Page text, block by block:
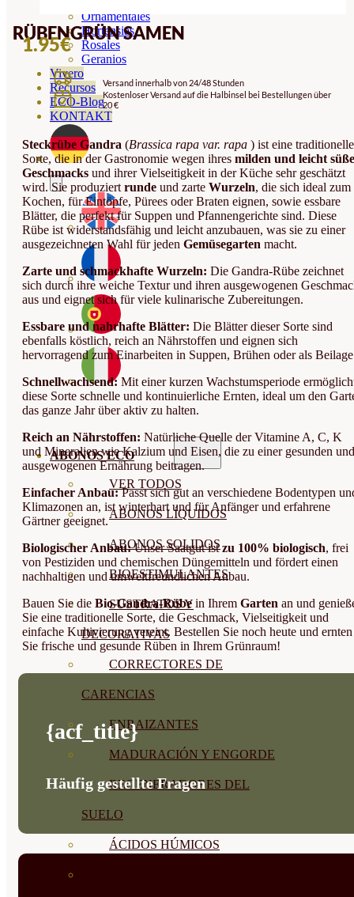
Ornamentales
Hortensias
Rosales
Geranios
Vivero
Recursos
ECO-Blog
KONTAKT
ABONOS ECO
VER TODOS
ABONOS LÍQUIDOS
ABONOS SOLIDOS
BIOESTIMULANTES
SUSTRATOS Y
DECORATIVAS
CORRECTORES DE
CARENCIAS
ENRAIZANTES
MADURACIÓN Y ENGORDE
REGENERADORES DEL
SUELO
ÁCIDOS HÚMICOS
RÜBENGRÜN SAMEN
1.95€
Versand innerhalb von 24/48 Stunden
Kostenloser Versand auf die Halbinsel bei Bestellungen über
20 €
Steckrübe Gandra (Brassica rapa var. rapa ) ist eine traditionelle
Sorte, die in der Gastronomie wegen ihres milden und leicht
Geschmacks und ihrer Vielseitigkeit in der Küche sehr geschätzt
wird. Sie produziert runde und zarte Wurzeln, die sich ideal zum
Kochen, für Eintöpfe, Pürees oder Braten eignen, sowie essbare
Blätter, die perfekt für Suppen und Pfannengerichte sind. Diese
Rübe ist widerstandsfähig und leicht anzubauen, was sie zu einer
ausgezeichneten Wahl für jeden Gemüsegarten macht.
Zarte und schmackhafte Wurzeln: Die Gandra-Rübe zeichnet
sich durch ihre weiche Textur und ihren ausgewogenen
aus und eignet sich für viele kulinarische Zubereitungen.
Essbare und nahrhafte Blätter: Die Blätter dieser Sorte sind
ebenfalls köstlich, reich an Nährstoffen und eignen sich
hervorragend zum Einarbeiten in Suppen, Brühen oder als
Schnellwachsend: Mit einer kurzen Wachstumsperiode
diese Sorte schnelle und kontinuierliche Ernten, ideal um den
das ganze Jahr über aktiv zu halten.
Reich an Nährstoffen: Natürliche Quelle der Vitamine A, C, K
und Mineralien wie Kalzium und Eisen, die zu einer gesunden und
ausgewogenen Ernährung beitragen.
Einfacher Anbau:Passt sich gut an verschiedene Bodentypen
Klimazonen an, ist winterhart und für Anfänger und erfahrene
Gärtner geeignet.
Biologischer Anbau:Unser Saatgut istzu 100% biologisch, frei
von Pestiziden und chemischen Düngemitteln und fördert einen
nachhaltigen und umweltfreundlichen Anbau.
Bauen Sie die Bio-Gandra-Rübein Ihrem Garten an und
Sie eine traditionelle Sorte, die Geschmack, Vielseitigkeit und
einfache Kultivierung vereint. Bestellen Sie noch heute und ernten
Sie frische und gesunde Rüben in Ihrem Grünraum!
{acf_title}
Häufig gestellte Fragen